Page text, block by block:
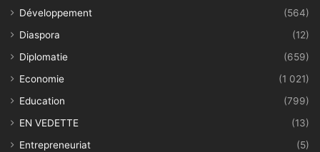
Développement
(564)
Diaspora
(12)
Diplomatie
(659)
Economie
(1 021)
Education
(799)
EN VEDETTE
(13)
Entrepreneuriat
(5)